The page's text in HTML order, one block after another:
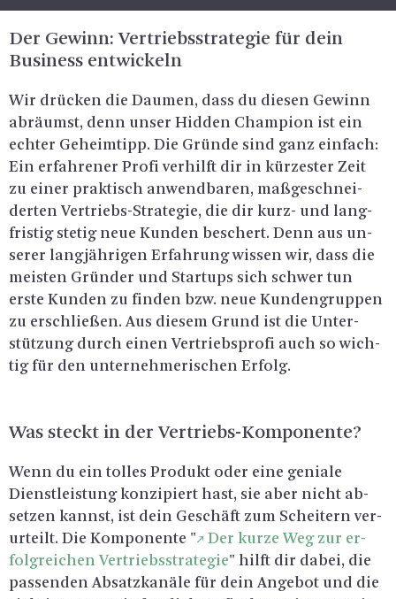
Der Ge­winn: Ver­triebs­stra­te­gie für dein
Busi­ness ent­wi­ckeln
Wir drü­cken die Dau­men, dass du die­sen Ge­winn
ab­räumst, denn unser Hi­d­den Cham­pi­on ist ein
ech­ter Ge­heim­tipp. Die Grün­de sind ganz ein­fach:
Ein er­fah­re­ner Profi ver­hilft dir in kür­zes­ter Zeit
zu einer prak­tisch an­wend­ba­ren, ma­ß­ge­schnei­
der­ten Ver­triebs-Stra­te­gie, die dir kurz- und lang­
fris­tig ste­tig neue Kun­den be­schert. Denn aus un­
se­rer lang­jäh­ri­gen Er­fah­rung wis­sen wir, dass die
meis­ten Grün­der und Star­tups sich schwer tun
erste Kun­den zu fin­den bzw. neue Kun­den­grup­pen
zu er­schlie­ßen. Aus die­sem Grund ist die Un­ter­
stüt­zung durch einen Ver­triebs­pro­fi auch so wich­
tig für den un­ter­neh­me­ri­schen Er­folg.
Was steckt in der Ver­triebs-Kom­po­nen­te?
Wenn du ein tol­les Pro­dukt oder eine ge­nia­le
Dienst­leis­tung kon­zi­piert hast, sie aber nicht ab­
set­zen kannst, ist dein Ge­schäft zum Schei­tern ver­
ur­teilt. Die Kom­po­nen­te "
Der kurze Weg zur er­
folg­rei­chen Ver­triebs­stra­te­gie" hilft dir dabei, die
pas­sen­den Ab­satz­ka­nä­le für dein An­ge­bot und die